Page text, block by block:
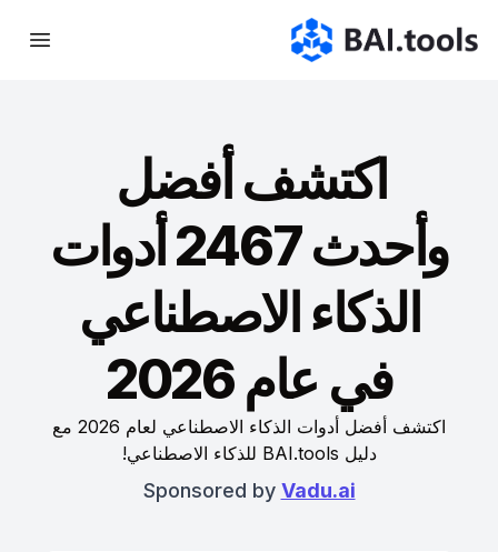
Bai.tools
اكتشف أفضل
وأحدث 2467 أدوات
الذكاء الاصطناعي
في عام 2026
اكتشف أفضل أدوات الذكاء الاصطناعي لعام 2026 مع
دليل BAI.tools للذكاء الاصطناعي!
Sponsored by Vadu.ai